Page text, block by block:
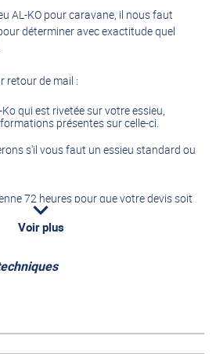
AL-KO pour caravane, il nous faut
déterminer avec exactitude quel
retour de mail :
qui est rivetée sur votre essieu,
présentes sur celle-ci.
s'il vous faut un essieu standard ou
72 heures pour que votre devis soit
monté, puis un devis essieu non
Voir plus